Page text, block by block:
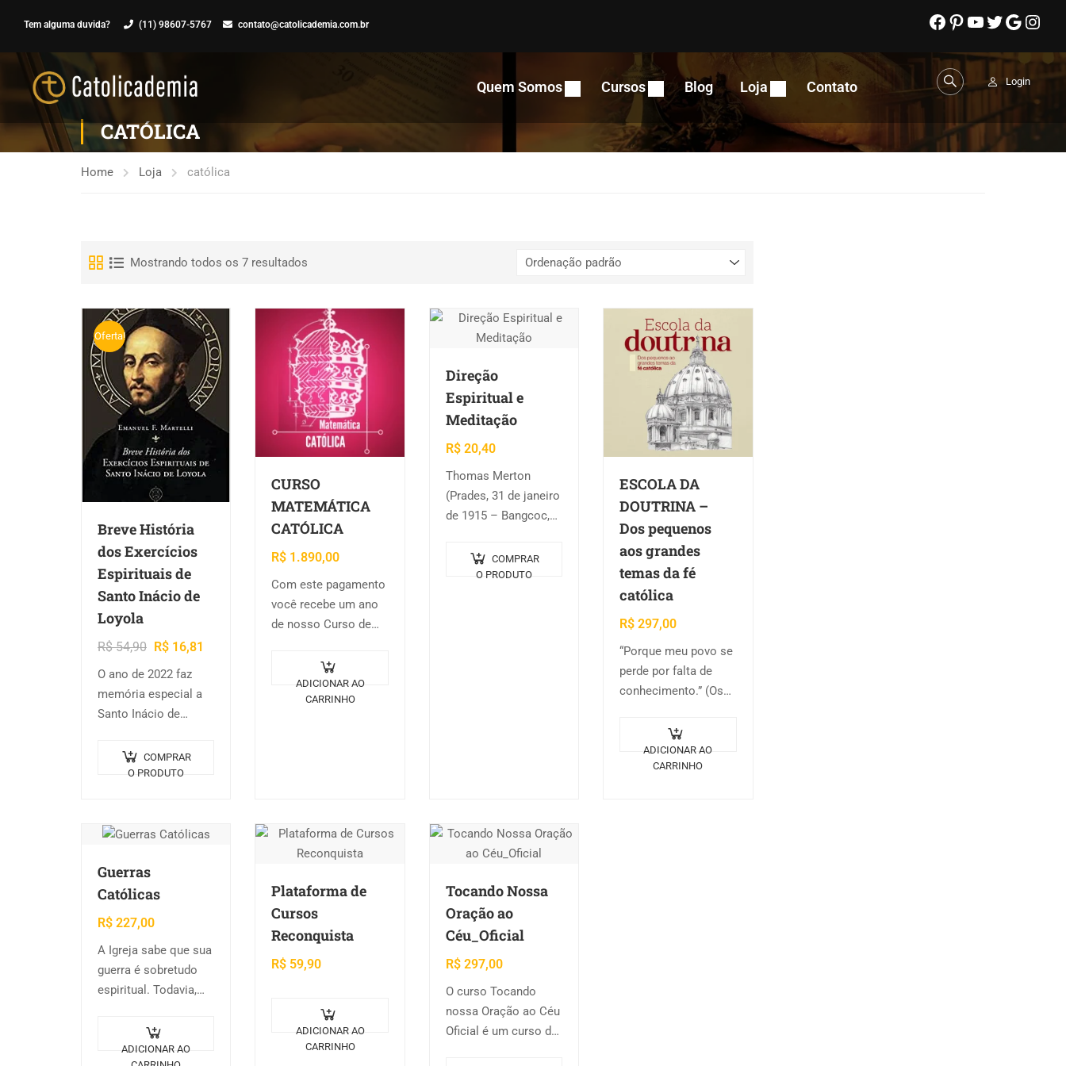
Tem alguma duvida? (11) 98607-5767 contato@catolicademia.com.br
Quem Somos Cursos Blog Loja Contato Login
CATÓLICA
Home Loja católica
Mostrando todos os 7 resultados
Oferta!
Breve História
dos Exercícios
Espirituais de
Santo Inácio de
Loyola
R$54,90 R$ 16,81
O ano de 2022 faz
memória especial a
Santo Inácio de
anos dos preciosos
Exercícios
ricas, são capazes de
COMPRAR
O PRODUTO
CURSO
MATEMÁTICA
CATÓLICA
R$ 1.890,00
Com este pagamento
você recebe um ano
de nosso Curso de
Por se comprometer
conosco por 1 ano,
você garante um
ADICIONAR AO
CARRINHO
Direção
Espiritual e
Meditação
R$20,40
Thomas Merton
(Prades, 31 de janeiro
de 1915 – Bangcoc,
1968) foi um escritor
católico do século
COMPRAR
O PRODUTO
ESCOLA DA
DOUTRINA –
Dos pequenos
aos grandes
temas da fé
católica
R$ 297,00
“Porque meu povo se
perde por falta de
conhecimento.” (Os
já fazia o lamento do
Senhor ser ouvido
nos tempos do
ADICIONAR AO
CARRINHO
Guerras
Católicas
R$ 227,00
A Igreja sabe que sua
guerra é sobretudo
espiritual. Todavia,
devem exercer o seu
justo direito de
ADICIONAR AO
Plataforma de
Cursos
Reconquista
R$ 59,90
ADICIONAR AO
CARRINHO
Tocando Nossa
Oração ao
Céu_Oficial
R$297,00
O curso Tocando
nossa Oração ao Céu
Oficial é um curso de